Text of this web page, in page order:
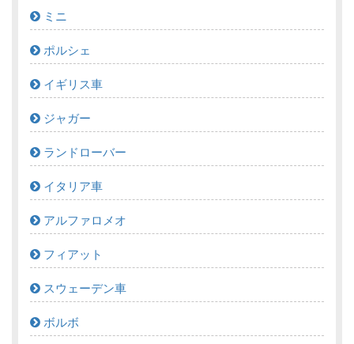
ミニ
ポルシェ
イギリス車
ジャガー
ランドローバー
イタリア車
アルファロメオ
フィアット
スウェーデン車
ボルボ